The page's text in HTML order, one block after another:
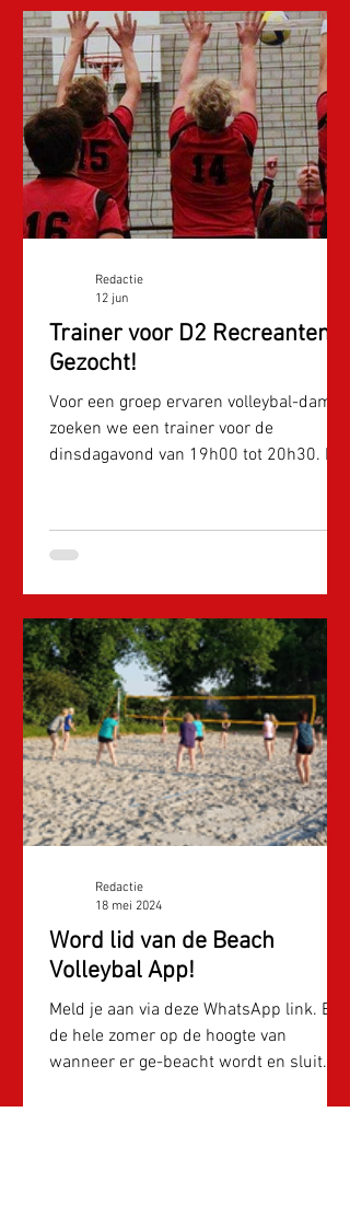
Trainer voor D2 Recreanten
Gezocht!
Voor een groep ervaren volleybal-dames
zoeken we een trainer voor de
dinsdagavond van 19h00 tot 20h30. Het
traint en daarvoor een trainer zoekt die
de dames aan het werk kan zetten!
Redactie
12 jun
Word lid van de Beach
Volleybal App!
Meld je aan via deze WhatsApp link. Blijf
de hele zomer op de hoogte van
wanneer er ge-beacht wordt en sluit
Redactie
18 mei 2024